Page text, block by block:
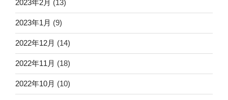
2023年2月 (13)
2023年1月 (9)
2022年12月 (14)
2022年11月 (18)
2022年10月 (10)